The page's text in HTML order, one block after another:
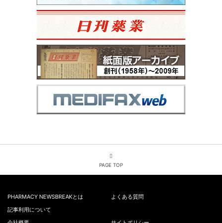
PAGE TOP
PHARMACY NEWSBREAKとは
よくある質問
記事利用について